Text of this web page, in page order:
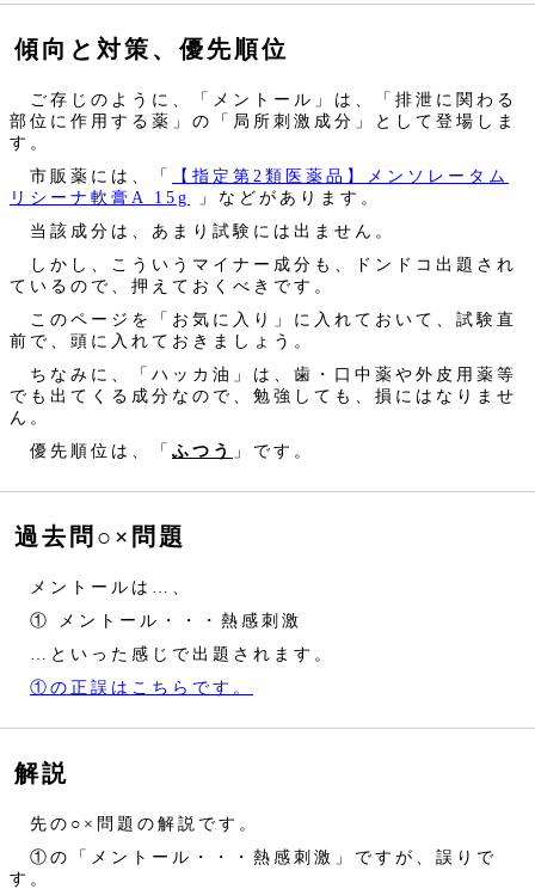
傾向と対策、優先順位
ご存じのように、「メントール」は、「排泄に関わる
部位に作用する薬」の「局所刺激成分」として登場しま
す。
市販薬には、「
【指定第2類医薬品】メンソレータム
リシーナ軟膏A 15g
」などがあります。
当該成分は、あまり試験には出ません。
しかし、こういうマイナー成分も、ドンドコ出題され
ているので、押えておくべきです。
このページを「お気に入り」に入れておいて、試験直
前で、頭に入れておきましょう。
ちなみに、「ハッカ油」は、歯・口中薬や外皮用薬等
でも出てくる成分なので、勉強しても、損にはなりませ
ん。
優先順位は、「 ふつう 」です。
過去問○×問題
メントールは…、
① メントール・・・熱感刺激
…といった感じで出題されます。
①の正誤はこちらです。
解説
先の○×問題の解説です。
①の「メントール・・・熱感刺激」ですが、誤りで
す。